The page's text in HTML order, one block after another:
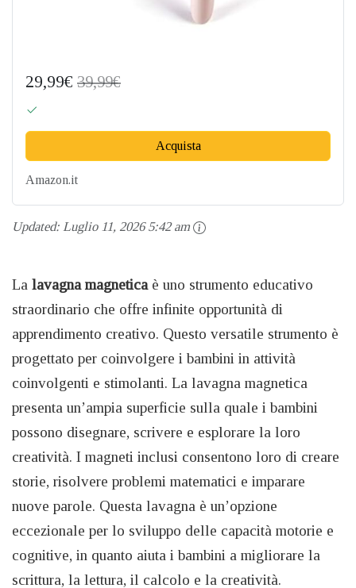
29,99€ 39,99€
Acquista
Amazon.it
Updated: Luglio 11, 2026 5:42 am
La lavagna magnetica è uno strumento educativo
straordinario che offre infinite opportunità di
apprendimento creativo. Questo versatile strumento è
progettato per coinvolgere i bambini in attività
coinvolgenti e stimolanti. La lavagna magnetica
presenta un’ampia superficie sulla quale i bambini
possono disegnare, scrivere e esplorare la loro
creatività. I magneti inclusi consentono loro di creare
storie, risolvere problemi matematici e imparare
nuove parole. Questa lavagna è un’opzione
eccezionale per lo sviluppo delle capacità motorie e
cognitive, in quanto aiuta i bambini a migliorare la
scrittura, la lettura, il calcolo e la creatività.